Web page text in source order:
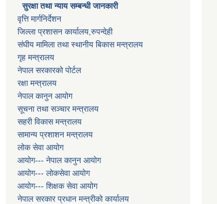
सुरक्षा तथा न्याय सम्बन्धी जानकारी
वृत्ति मार्गनिर्देशन
जिल्ला प्रशासन कार्यालय,रुपन्देही
संघीय मामिला तथा स्थानीय बिकास मन्त्रालय
गृह मन्त्रालय
नेपाल सरकारको पोर्टल
रक्षा मन्त्रालय
नेपाल कानुन आयोग
सूचना तथा सञ्चार मन्त्रालय
सहरी विकास मन्त्रालय
सामान्य प्रशाशन मन्त्रालय
लोक सेवा आयोग
आयोग--- नेपाल कानुन आयोग
आयोग--- लोकसेवा आयोग
आयोग--- शिक्षक सेवा आयोग
नेपाल सरकार प्रधान मन्त्रीको कार्यालय